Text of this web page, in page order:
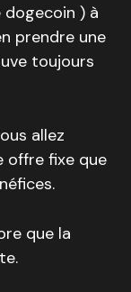
) à
prendre une
toujours
allez
offre fixe que
que la